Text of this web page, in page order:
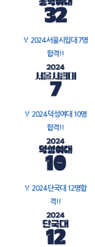
🏅 2024 서울시립대 7명
합격!!
🏅 2024 덕성여대 10명
합격!!
🏅 2024 단국대 12명합
격!!